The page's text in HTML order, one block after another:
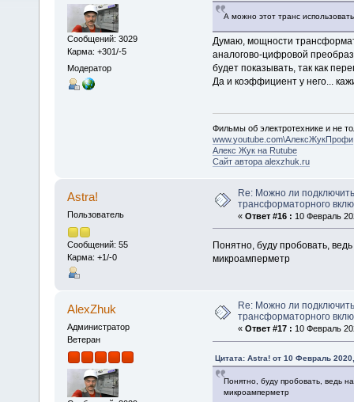
Сообщений: 3029
Карма: +301/-5
Модератор
А можно этот транс
Думаю, мощности
аналогово-цифровой
будет показывать, так как
Да и коэффициент у него...
Фильмы об электротехнике и не
www.youtube.com\АлексЖукПрофи
Алекс Жук на Rutube
Сайт автора alexzhuk.ru
Astra!
Пользователь
Сообщений: 55
Карма: +1/-0
Re: Можно ли подключить
трансформаторного
« Ответ #16 : 10 Февраль
Понятно, буду пробовать,
микроамперметр
AlexZhuk
Администратор
Ветеран
Re: Можно ли подключить
трансформаторного
« Ответ #17 : 10 Февраль
Цитата: Astra! от 10 Февраль
Понятно, буду пробовать, ведь
микроамперметр